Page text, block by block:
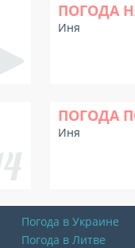
ПОГОДА
Иня
ПОГОДА
Иня
Погода в Украине
Погода в Литве